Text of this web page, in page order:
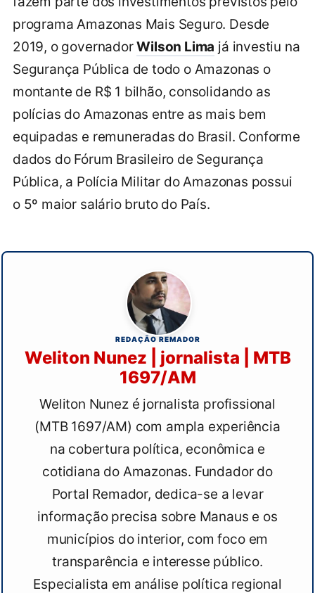
programa Amazonas Mais Seguro. Desde
2019, o governadorWilson Lima já investiu na
Segurança Pública de todo o Amazonas o
montante de R$ 1 bilhão, consolidando as
polícias do Amazonas entre as mais bem
equipadas e remuneradas do Brasil. Conforme
dados do Fórum Brasileiro de Segurança
Pública, a Polícia Militar do Amazonas possui
o 5º maior salário bruto do País.
REDAÇÃO REMADOR
Weliton Nunez | jornalista | MTB
1697/AM
Weliton Nunez é jornalista profissional
(MTB 1697/AM) com ampla experiência
na cobertura política, econômica e
cotidiana do Amazonas. Fundador do
Portal Remador, dedica-se a levar
informação precisa sobre Manaus e os
municípios do interior, com foco em
transparência e interesse público.
Especialista em análise política regional